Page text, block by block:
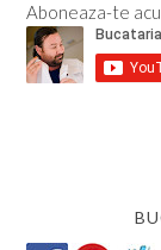
Aboneaza-te